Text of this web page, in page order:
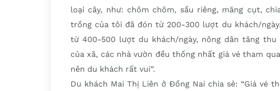
loại cây, như: chôm chôm, sầu riêng, măng cụt,
trồng của tôi đã đón từ 200-300 lượt du khách/
từ 400-500 lượt du khách/ngày, nông dân tăng thu
của xã, các nhà vườn đều thống nhất giá vé tham
nên du khách rất vui”.
Du khách Mai Thị Liên ở Đồng Nai chia sẻ: “Giá vé